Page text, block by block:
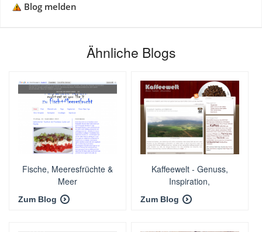
Blog melden
Ähnliche Blogs
Fische, Meeresfrüchte &
Meer
Zum Blog
Kaffeewelt - Genuss,
Inspiration,
Lebenseinstellung
Zum Blog